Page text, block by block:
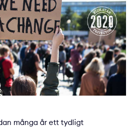
många år ett tydligt